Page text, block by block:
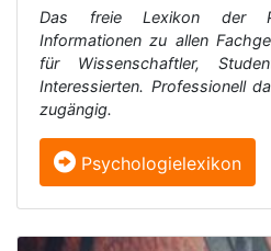
Das freie Lexikon der
Informationen zu allen
für Wissenschaftler,
Interessierten. Professionell
zugängig.
Psychologielexikon